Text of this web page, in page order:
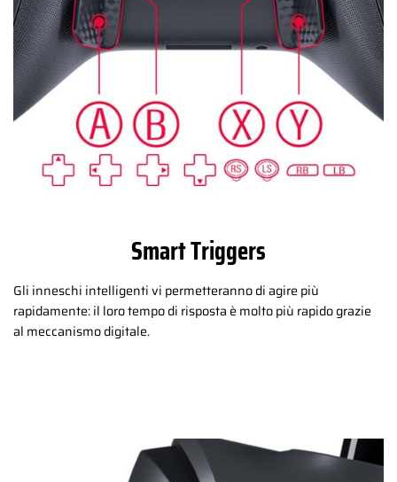
Smart Triggers
Gli inneschi intelligenti vi permetteranno di agire più
rapidamente: il loro tempo di risposta è molto più rapido grazie
al meccanismo digitale.